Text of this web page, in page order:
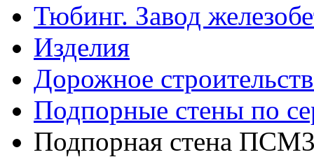
Тюбинг. Завод
Изделия
Дорожное
Подпорные стены по
Подпорная стена